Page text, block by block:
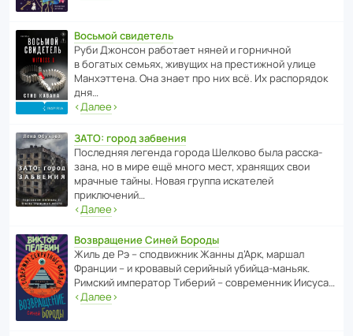
Восьмой свидетель
Руби Джонсон рабо­тает няней и горни­чной
в богатых семьях, живущих на прес­ти­жной улице
Манх­эт­тена. Она знает про них всё. Их распо­рядок
дня…
‹Далее›
ЗАТО: город забвения
После­дняя легенда города Шелково была расска­
зана, но в мире ещё много мест, хранящих свои
мрачные тайны. Новая группа иска­телей
приключений…
‹Далее›
Возвращение Синей Бороды
Жиль де Рэ – спод­ви­жник Жанны д’Арк, маршал
Франции – и кровавый серийный убийца-маньяк.
Римский импе­ратор Тиберий – совре­менник Иисуса…
‹Далее›